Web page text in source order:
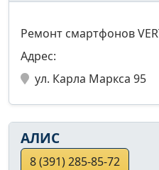
Ремонт смартфонов
Адрес:
ул. Карла Маркса 95
АЛИС
8 (391) 285-85-72